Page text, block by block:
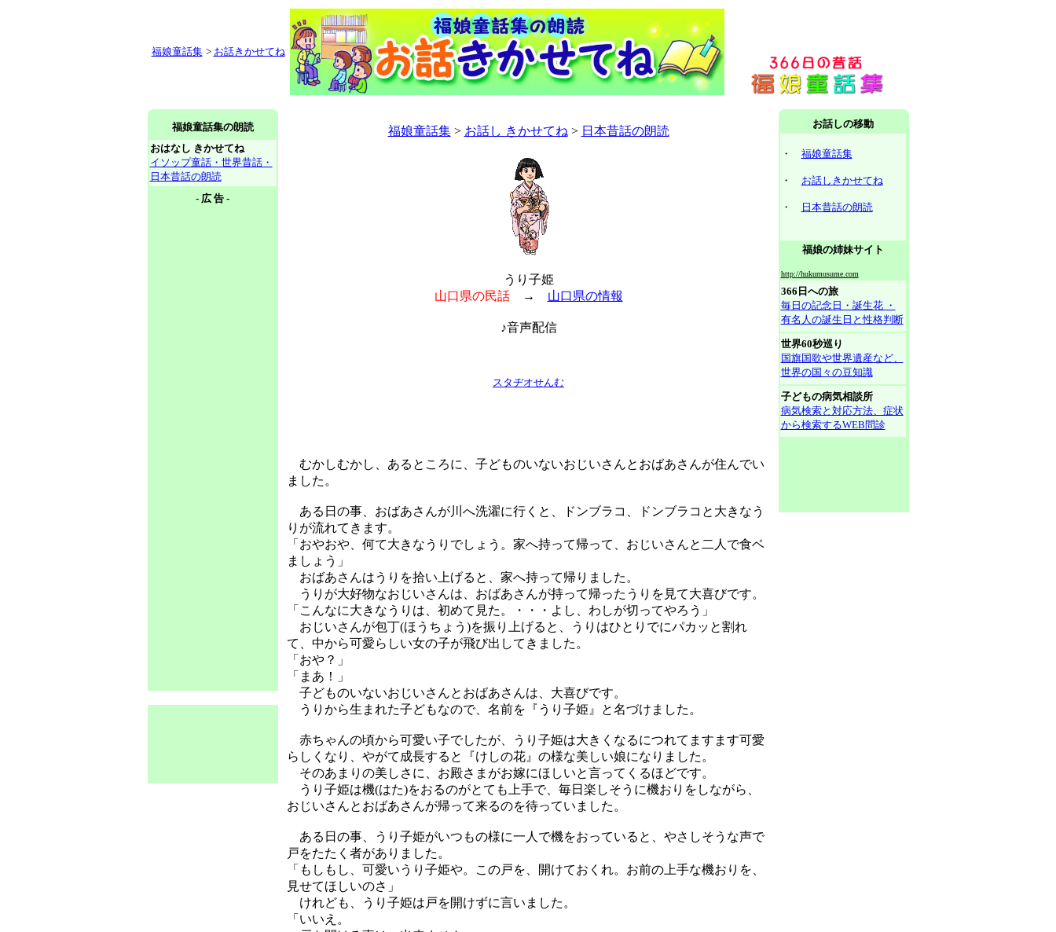
福娘童話集 > お話きかせてね
福娘童話集の朗読
おはなし きかせてね
イソップ童話・世界昔話・
日本昔話の朗読
- 広 告 -
福娘童話集> お話し きかせてね > 日本昔話の朗読
うり子姫
山口県の民話→ 山口県の情報
♪音声配信
スタヂオせんむ
むかしむかし、あるところに、子どものいないおじいさんとおばあさんが住んでい
ました。
ある日の事、おばあさんが川へ洗濯に行くと、ドンブラコ、ドンブラコと大きなう
りが流れてきます。
「おやおや、何て大きなうりでしょう。家へ持って帰って、おじいさんと二人で食ベ
ましょう」
おばあさんはうりを拾い上げると、家へ持って帰りました。
うりが大好物なおじいさんは、おばあさんが持って帰ったうりを見て大喜びです。
「こんなに大きなうりは、初めて見た。・・・よし、わしが切ってやろう」
おじいさんが包丁(ほうちょう)を振り上げると、うりはひとりでにパカッと割れ
て、中から可愛らしい女の子が飛び出してきました。
「おや？」
「まあ！」
子どものいないおじいさんとおばあさんは、大喜びです。
うりから生まれた子どもなので、名前を『うり子姫』と名づけました。
赤ちゃんの頃から可愛い子でしたが、うり子姫は大きくなるにつれてますます可愛
らしくなり、やがて成長すると『けしの花』の様な美しい娘になりました。
そのあまりの美しさに、お殿さまがお嫁にほしいと言ってくるほどです。
うり子姫は機(はた)をおるのがとても上手で、毎日楽しそうに機おりをしながら、
おじいさんとおばあさんが帰って来るのを待っていました。
ある日の事、うり子姫がいつもの様に一人で機をおっていると、やさしそうな声で
戸をたたく者がありました。
「もしもし、可愛いうり子姫や。この戸を、開けておくれ。お前の上手な機おりを、
見せてほしいのさ」
けれども、うり子姫は戸を開けずに言いました。
「いいえ。
お話しの移動
・ 福娘童話集
・ お話しきかせてね
・ 日本昔話の朗読
福娘の姉妹サイト
http://hukumusume.com
366日への旅
毎日の記念日・誕生花 ・
有名人の誕生日と性格判断
世界60秒巡り
国旗国歌や世界遺産など、
世界の国々の豆知識
子どもの病気相談所
病気検索と対応方法、症状
から検索するWEB問診